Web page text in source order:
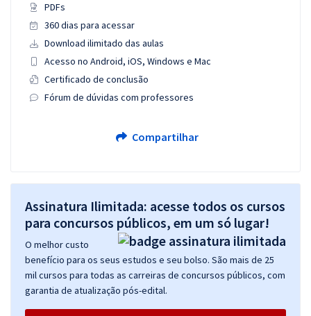
PDFs
360 dias para acessar
Download ilimitado das aulas
Acesso no Android, iOS, Windows e Mac
Certificado de conclusão
Fórum de dúvidas com professores
Compartilhar
Assinatura Ilimitada: acesse todos os cursos
para concursos públicos, em um só lugar!
O melhor custo
benefício para os seus estudos e seu bolso. São mais de 25
mil cursos para todas as carreiras de concursos públicos, com
garantia de atualização pós-edital.